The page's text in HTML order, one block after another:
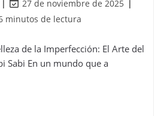
27 de noviembre de 2025
minutos de lectura
de la Imperfección: El Arte del
Sabi En un mundo que a